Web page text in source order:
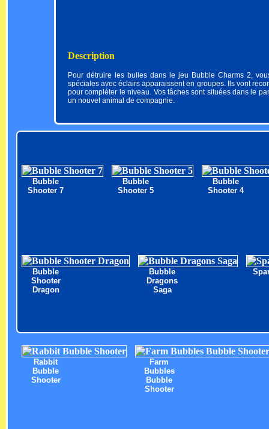
Description
Pour détruire les bulles dans le jeu Bubble Charms 2,
spéciales avec éclairs apparaissent en groupes. Ils vont
pour compléter le niveau. Vos tâches sont situées dans le
un nouvel animal de compagnie.
Bubble
Shooter 7
Bubble
Shooter 5
Bubble
Shooter 4
Bubble
Shooter
Dragon
Bubble
Dragons
Saga
Rabbit
Bubble
Shooter
Farm
Bubbles
Bubble
Shooter